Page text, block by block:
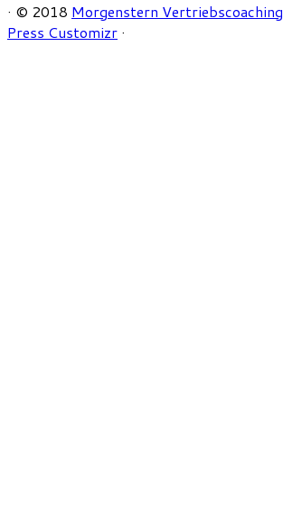
· © 2018 Morgenstern Vertriebscoaching
Press Customizr ·